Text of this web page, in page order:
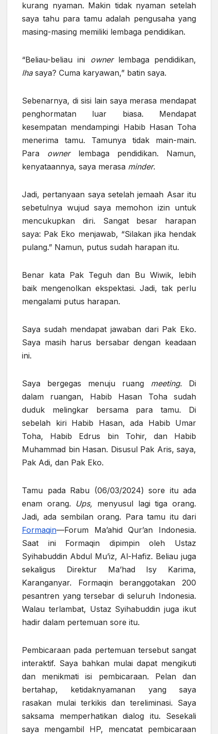
kurang nyaman. Makin tidak nyaman setelah
saya tahu para tamu adalah pengusaha yang
masing-masing memiliki lembaga pendidikan.
“Beliau-beliau ini ownerlembaga pendidikan,
lhasaya? Cuma karyawan,” batin saya.
Sebenarnya, di sisi lain saya merasa mendapat
penghormatan luar biasa. Mendapat
kesempatan mendampingi Habib Hasan Toha
menerima tamu. Tamunya tidak main-main.
Para ownerlembaga pendidikan. Namun,
kenyataannya, saya merasa minder.
Jadi, pertanyaan saya setelah jemaah Asar itu
sebetulnya wujud saya memohon izin untuk
mencukupkan diri. Sangat besar harapan
saya: Pak Eko menjawab, “Silakan jika hendak
pulang.” Namun, putus sudah harapan itu.
Benar kata Pak Teguh dan Bu Wiwik, lebih
baik mengenolkan ekspektasi. Jadi, tak perlu
mengalami putus harapan.
Saya sudah mendapat jawaban dari Pak Eko.
Saya masih harus bersabar dengan keadaan
ini.
Saya bergegas menuju ruang meeting. Di
dalam ruangan, Habib Hasan Toha sudah
duduk melingkar bersama para tamu. Di
sebelah kiri Habib Hasan, ada Habib Umar
Toha, Habib Edrus bin Tohir, dan Habib
Muhammad bin Hasan. Disusul Pak Aris, saya,
Pak Adi, dan Pak Eko.
Tamu pada Rabu (06/03/2024) sore itu ada
enam orang. Ups, menyusul lagi tiga orang.
Jadi, ada sembilan orang. Para tamu itu dari
Formaqin—Forum Ma’ahid Qur’an Indonesia.
Saat ini Formaqin dipimpin oleh Ustaz
Syihabuddin Abdul Mu’iz, Al-Hafiz. Beliau juga
sekaligus Direktur Ma’had Isy Karima,
Karanganyar. Formaqin beranggotakan 200
pesantren yang tersebar di seluruh Indonesia.
Walau terlambat, Ustaz Syihabuddin juga ikut
hadir dalam pertemuan sore itu.
Pembicaraan pada pertemuan tersebut sangat
interaktif. Saya bahkan mulai dapat mengikuti
dan menikmati isi pembicaraan. Pelan dan
bertahap, ketidaknyamanan yang saya
rasakan mulai terkikis dan tereliminasi. Saya
saksama memperhatikan dialog itu. Sesekali
saya mengambil HP, mencatat pembicaraan